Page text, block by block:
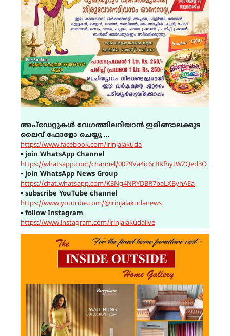
അപ്ഡേറ്റുകൾ വേഗത്തിലറിയാൻ ഇരിങ്ങാലക്കുട
ലൈവ് ഫോളോ ചെയ്യൂ …
https://www.facebook.com/irinjalakuda
▪ join WhatsApp Channel
https://whatsapp.com/channel/0029Va4ic6cBKfhytWZQed3O
▪ join WhatsApp News Group
https://chat.whatsapp.com/K3Ng4NRYDBR7baLXByhAEa
▪ subscribe YouTube channel
https://www.youtube.com/@irinjalakudanews
▪ follow Instagram
https://www.instagram.com/irinjalakudalive